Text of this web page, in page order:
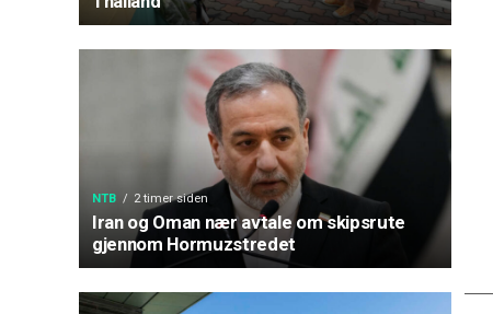
NTB 2 timer siden
Iran og Oman nær avtale om skipsrute
gjennom Hormuzstredet